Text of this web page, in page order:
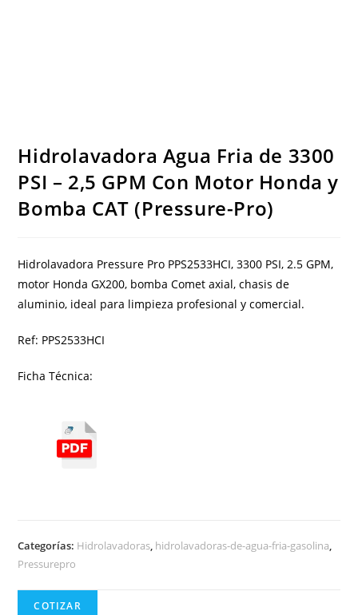
Hidrolavadora Agua Fria de 3300
PSI – 2,5 GPM Con Motor Honda y
Bomba CAT (Pressure-Pro)
Hidrolavadora Pressure Pro PPS2533HCI, 3300 PSI, 2.5 GPM,
motor Honda GX200, bomba Comet axial, chasis de
aluminio, ideal para limpieza profesional y comercial.
Ref: PPS2533HCI
Ficha Técnica:
Categorías: Hidrolavadoras, hidrolavadoras-de-agua-fria-gasolina,
Pressurepro
COTIZAR